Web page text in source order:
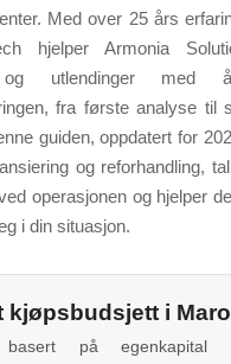
Med over 25 års
hjelper Armonia
og utlendinger med å
fra første analyse til
guiden, oppdatert for
og reforhandling,
operasjonen og hjelper
i din situasjon.
kjøpsbudsjett i
basert på egenkapital